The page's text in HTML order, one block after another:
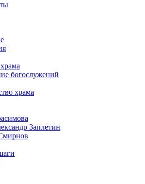
богослужений
храма
Заплетин